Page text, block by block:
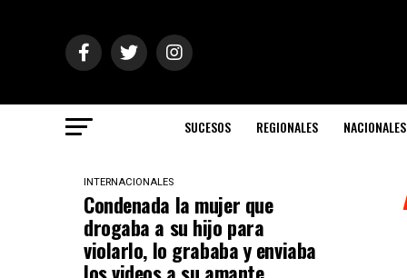
SUCESOS REGIONALES NACIONALES
INTERNACIONALES
Condenada la mujer que
drogaba a su hijo para
violarlo, lo grababa y enviaba